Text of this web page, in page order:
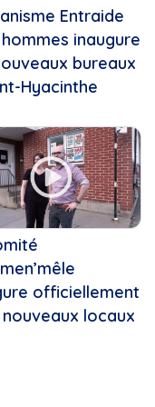
Entraide
inaugure
bureaux
Hyacinthe
officiellement
locaux